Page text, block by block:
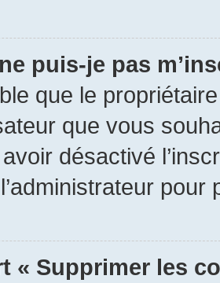
puis-je pas
que le
que vous
désactivé
« Supprimer les